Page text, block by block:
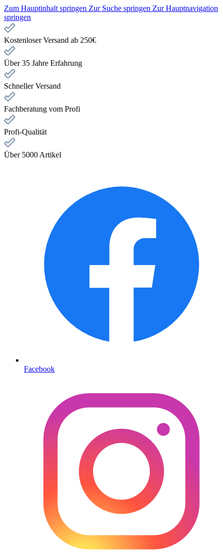
Zum Hauptinhalt springen Zur Suche springen Zur Hauptnavigation
springen
Kostenloser Versand ab 250€
Über 35 Jahre Erfahrung
Schneller Versand
Fachberatung vom Profi
Profi-Qualität
Über 5000 Artikel
Facebook